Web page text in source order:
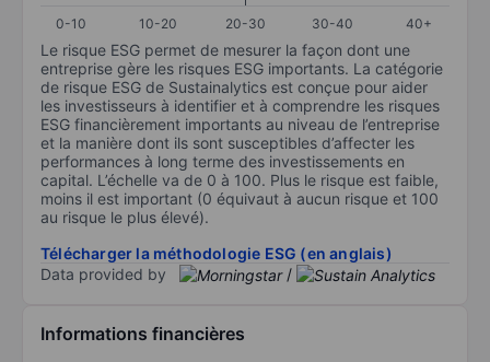
0-10
10-20 20-30 30-40 40+
Le risque ESG permet de mesurer la façon dont une
entreprise gère les risques ESG importants. La catégorie
de risque ESG de Sustainalytics est conçue pour aider
les investisseurs à identifier et à comprendre les risques
ESG financièrement importants au niveau de l’entreprise
et la manière dont ils sont susceptibles d’affecter les
performances à long terme des investissements en
capital. L’échelle va de 0 à 100. Plus le risque est faible,
moins il est important (0 équivaut à aucun risque et 100
au risque le plus élevé).
Télécharger la méthodologie ESG (en anglais)
Data provided by
/
Informations financières